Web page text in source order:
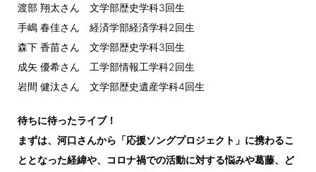
渡部 翔太さん 文学部歴史学科3回生
手嶋 春佳さん 経済学部経済学科2回生
森下 香苗さん 文学部歴史学科3回生
成矢 優希さん 工学部情報工学科2回生
岩間 健汰さん 文学部歴史遺産学科4回生
待ちに待ったライブ！
まずは、河口さんから「応援ソングプロジェクト」に携わるこ
ととなった経緯や、コロナ禍での活動に対する悩みや葛藤、ど